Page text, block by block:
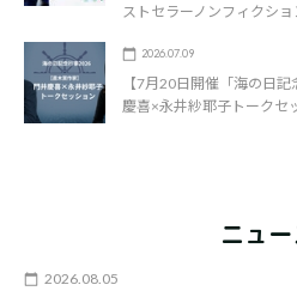
ストセラーノンフィクシ
2026.07.09
【7月20日開催「海の日
慶喜×永井紗耶子トークセ
ニュ
2026.08.05